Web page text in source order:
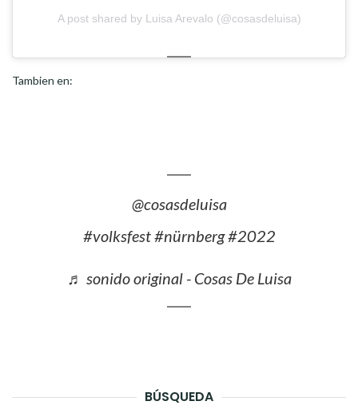
A post shared by Luisa Arevalo (@cosasdeluisa)
Tambien en:
@cosasdeluisa
#volksfest#nürnberg#2022
♬ sonido original - Cosas De Luisa
BÚSQUEDA